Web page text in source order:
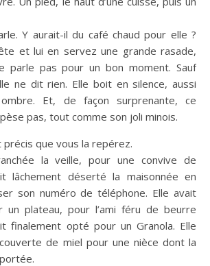
Y aurait-il du café chaud pour elle ?
et lui en servez une grande rasade,
parle pas pour un bon moment. Sauf
ne dit rien. Elle boit en silence, aussi
ombre. Et, de façon surprenante, ce
pas, tout comme son joli minois.
précis que vous la repérez.
la veille, pour une convive de
lâchement déserté la maisonnée en
son numéro de téléphone. Elle avait
un plateau, pour l’ami féru de beurre
finalement opté pour un Granola. Elle
de miel pour une nièce dont la